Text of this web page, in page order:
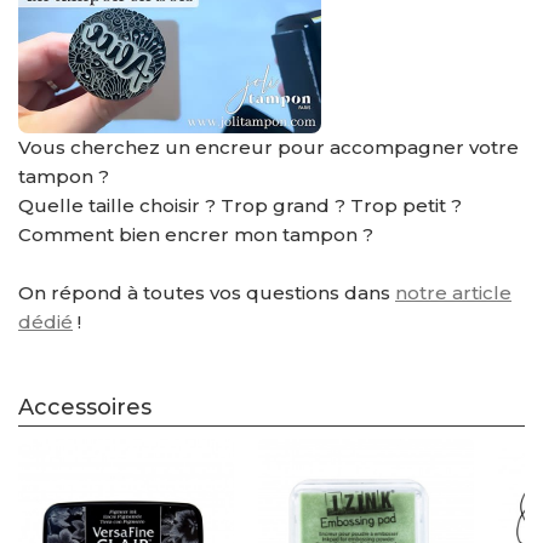
Vous cherchez un encreur pour accompagner votre
tampon ?
Quelle taille choisir ? Trop grand ? Trop petit ?
Comment bien encrer mon tampon ?
On répond à toutes vos questions dans notre article
dédié !
Accessoires